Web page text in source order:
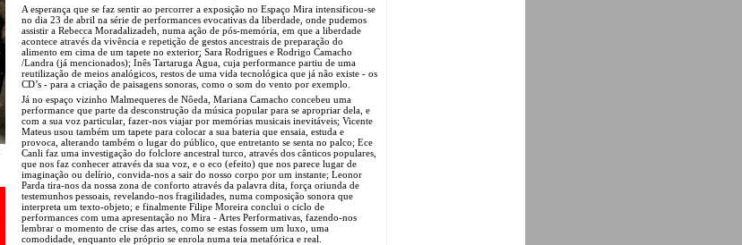
A esperança que se faz sentir ao percorrer a exposição no Espaço Mira intensificou-se
no dia 23 de abril na série de performances evocativas da liberdade, onde pudemos
assistir a Rebecca Moradalizadeh, numa ação de pós-memória, em que a liberdade
acontece através da vivência e repetição de gestos ancestrais de preparação do
alimento em cima de um tapete no exterior; Sara Rodrigues e Rodrigo Camacho
/Landra (já mencionados); Inês Tartaruga Água, cuja performance partiu de uma
reutilização de meios analógicos, restos de uma vida tecnológica que já não existe - os
CD’s - para a criação de paisagens sonoras, como o som do vento por exemplo.
Já no espaço vizinho Malmequeres de Nôeda, Mariana Camacho concebeu uma
performance que parte da desconstrução da música popular para se apropriar dela, e
com a sua voz particular, fazer-nos viajar por memórias musicais inevitáveis; Vicente
Mateus usou também um tapete para colocar a sua bateria que ensaia, estuda e
provoca, alterando também o lugar do público, que entretanto se senta no palco; Ece
Canli faz uma investigação do folclore ancestral turco, através dos cânticos populares,
que nos faz conhecer através da sua voz, e o eco (efeito) que nos parece lugar de
imaginação ou delírio, convida-nos a sair do nosso corpo por um instante; Leonor
Parda tira-nos da nossa zona de conforto através da palavra dita, força oriunda de
testemunhos pessoais, revelando-nos fragilidades, numa composição sonora que
interpreta um texto-objeto; e finalmente Filipe Moreira conclui o ciclo de
performances com uma apresentação no Mira - Artes Performativas, fazendo-nos
lembrar o momento de crise das artes, como se estas fossem um luxo, uma
comodidade, enquanto ele próprio se enrola numa teia metafórica e real.